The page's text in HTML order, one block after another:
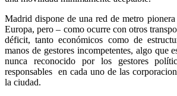
Madrid dispone de una red de metro
Europa, pero – como ocurre con otros
déficit, tanto económicos como de
manos de gestores incompetentes, algo que
nunca reconocido por los gestores
responsables en cada uno de las
la ciudad.